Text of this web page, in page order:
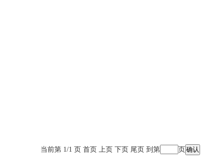
当前第 1/1 页 首页 上页 下页 尾页 到第 页